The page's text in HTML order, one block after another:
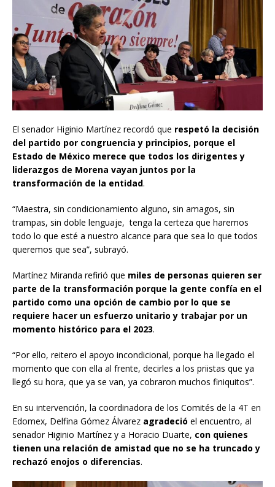
El senador Higinio Martínez recordó que respetó la decisión
del partido por congruencia y principios, porque el
Estado de México merece que todos los dirigentes y
liderazgos de Morena vayan juntos por la
transformación de la entidad.
“Maestra, sin condicionamiento alguno, sin amagos, sin
trampas, sin doble lenguaje, tenga la certeza que haremos
todo lo que esté a nuestro alcance para que sea lo que todos
queremos que sea”, subrayó.
Martínez Miranda refirió que miles de personas quieren ser
parte de la transformación porque la gente confía en el
partido como una opción de cambio por lo que se
requiere hacer un esfuerzo unitario y trabajar por un
momento histórico para el 2023.
“Por ello, reitero el apoyo incondicional, porque ha llegado el
momento que con ella al frente, decirles a los priistas que ya
llegó su hora, que ya se van, ya cobraron muchos finiquitos”.
En su intervención, la coordinadora de los Comités de la 4T en
Edomex, Delfina Gómez Álvarez agradeció el encuentro, al
senador Higinio Martínez y a Horacio Duarte, con quienes
tienen una relación de amistad que no se ha truncado y
rechazó enojos o diferencias.